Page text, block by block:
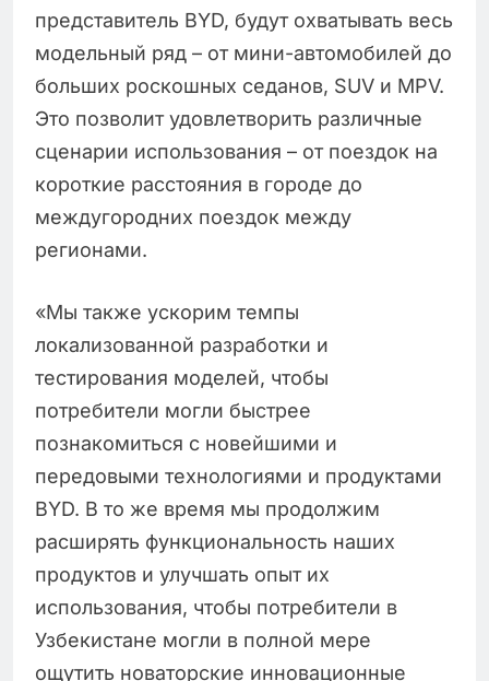
представитель BYD, будут охватывать весь
модельный ряд – от мини-автомобилей до
больших роскошных седанов, SUV и MPV.
Это позволит удовлетворить различные
сценарии использования – от поездок на
короткие расстояния в городе до
междугородних поездок между
регионами.
«Мы также ускорим темпы
локализованной разработки и
тестирования моделей, чтобы
потребители могли быстрее
познакомиться с новейшими и
передовыми технологиями и продуктами
BYD. В то же время мы продолжим
расширять функциональность наших
продуктов и улучшать опыт их
использования, чтобы потребители в
Узбекистане могли в полной мере
ощутить новаторские инновационные